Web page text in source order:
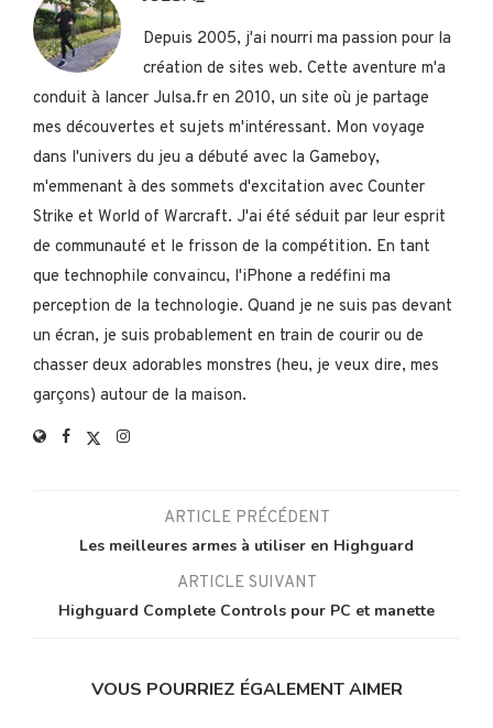
Depuis 2005, j'ai nourri ma passion pour la
création de sites web. Cette aventure m'a
conduit à lancer Julsa.fr en 2010, un site où je partage
mes découvertes et sujets m'intéressant. Mon voyage
dans l'univers du jeu a débuté avec la Gameboy,
m'emmenant à des sommets d'excitation avec Counter
Strike et World of Warcraft. J'ai été séduit par leur esprit
de communauté et le frisson de la compétition. En tant
que technophile convaincu, l'iPhone a redéfini ma
perception de la technologie. Quand je ne suis pas devant
un écran, je suis probablement en train de courir ou de
chasser deux adorables monstres (heu, je veux dire, mes
garçons) autour de la maison.
ARTICLE PRÉCÉDENT
Les meilleures armes à utiliser en Highguard
ARTICLE SUIVANT
Highguard Complete Controls pour PC et manette
VOUS POURRIEZ ÉGALEMENT AIMER